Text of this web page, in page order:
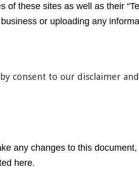
of these sites as well as their
or uploading any
consent to our disclaimer
any changes to this document,
here.